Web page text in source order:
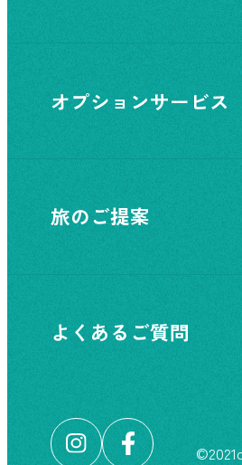
オプションサービス
旅のご提案
よくあるご質問